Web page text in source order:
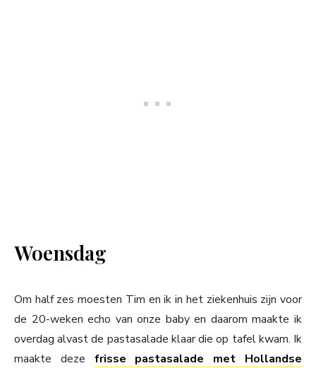
Woensdag
Om half zes moesten Tim en ik in het ziekenhuis zijn voor
de 20-weken echo van onze baby en daarom maakte ik
overdag alvast de pastasalade klaar die op tafel kwam. Ik
maakte deze frisse pastasalade met Hollandse